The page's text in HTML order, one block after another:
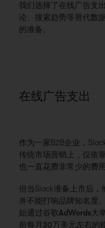
我们选择了在线广告支
论、搜索趋势等替代数
的准备。
在线广告支出
作为一家B2B企业，
传统市场营销上，仅依
也一直花费非常少的费
但当Slack准备上市后，
并不能打响品牌知名度。
始通过谷歌AdWords大
前每月30万美元左右的